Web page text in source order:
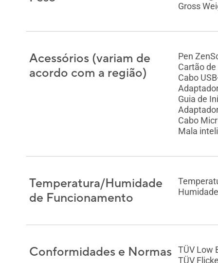
Gross
Acessórios (variam de
acordo com a região)
Pen
Cartão
Cabo
Guia de
Cabo
Mala
Temperatura/Humidade
de Funcionamento
Conformidades e Normas
TÜV Low
TÜV